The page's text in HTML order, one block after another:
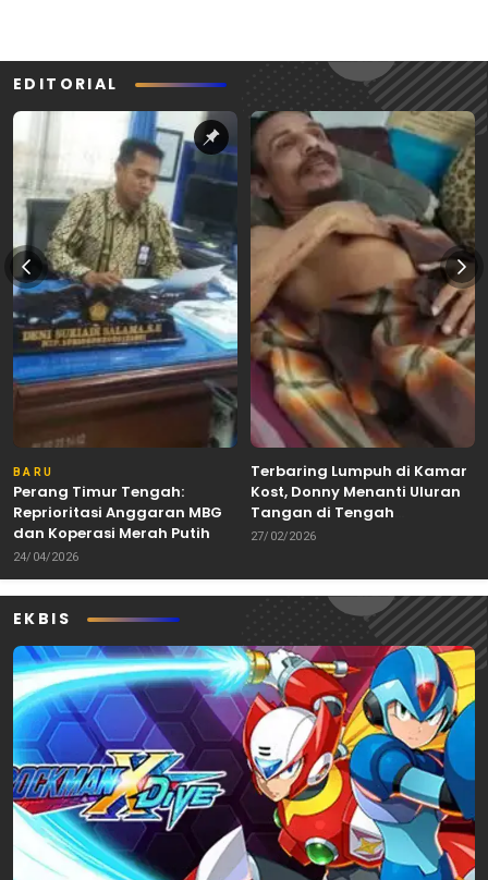
EDITORIAL
BARU
Perang Timur Tengah:
Reprioritasi Anggaran MBG
dan Koperasi Merah Putih
24/04/2026
Terbaring Lumpuh di Kamar
Kost, Donny Menanti Uluran
Tangan di Tengah
Keterbatasan
27/02/2026
EKBIS